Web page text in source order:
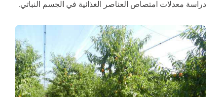
دراسة معدلات امتصاص العناصر الغذائية في الجسم النباتي.